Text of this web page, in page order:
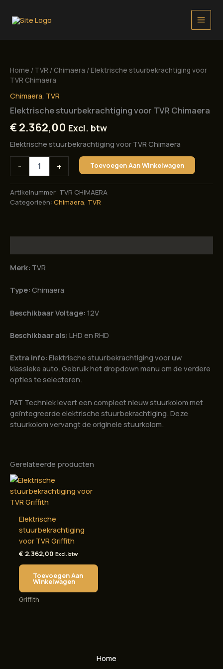
naar
Home / TVR / Chimaera / Elektrische stuurbekrachtiging voor
TVR Chimaera
Chimaera, TVR
Elektrische stuurbekrachtiging voor TVR Chimaera
€2.362,00 Excl. btw
Elektrische stuurbekrachtiging voor TVR Chimaera
-
stuurbekrachtiging
TVR
Chimaera
+ Toevoegen Aan Winkelwagen
Artikelnummer: TVR CHIMAERA
Categorieën: Chimaera, TVR
Merk: TVR
Type: Chimaera
Beschikbaar Voltage: 12V
Beschikbaar als: LHD en RHD
Extra info: Elektrische stuurbekrachtiging voor uw
klassieke auto. Gebruik het dropdown menu om de verdere
opties te selecteren.
PAT Techniek levert een compleet nieuw stuurkolom met
geïntegreerde elektrische stuurbekrachtiging. Deze
stuurkolom vervangt de originele stuurkolom.
Gerelateerde producten
Elektrische
stuurbekrachtiging
voor TVR Griffith
€ 2.362,00 Excl. btw
Toevoegen Aan
Winkelwagen
Griffith
Home